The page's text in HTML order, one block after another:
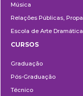
Música
Relações Públicas,
Escola de Arte Dramática
CURSOS
Graduação
Pós-Graduação
Técnico